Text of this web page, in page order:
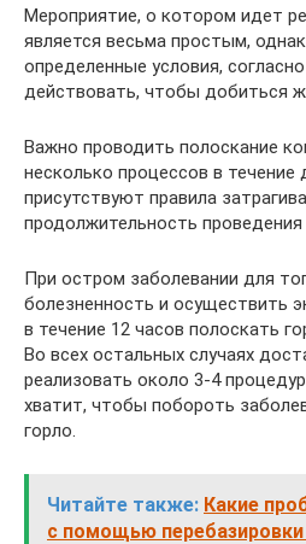
Мероприятие, о котором идет
является весьма простым,
определенные условия,
действовать, чтобы добиться
Важно проводить полоскание
несколько процессов в течение
присутствуют правила
продолжительность
При остром заболевании для
болезненность и осуществить
в течение 12 часов полоскать
Во всех остальных случаях
реализовать около 3-4
хватит, чтобы побороть
горло.
Читайте также: Какие
с помощью